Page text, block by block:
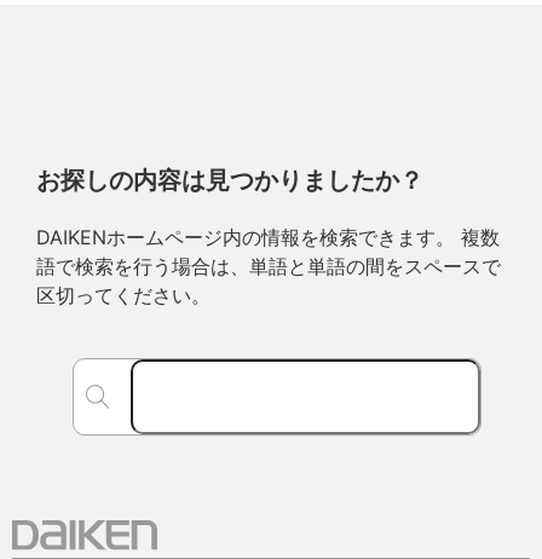
お探しの内容は見つかりましたか？
DAIKENホームページ内の情報を検索できます。 複数
語で検索を行う場合は、単語と単語の間をスペースで
区切ってください。